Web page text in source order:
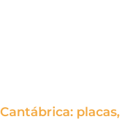
placas,